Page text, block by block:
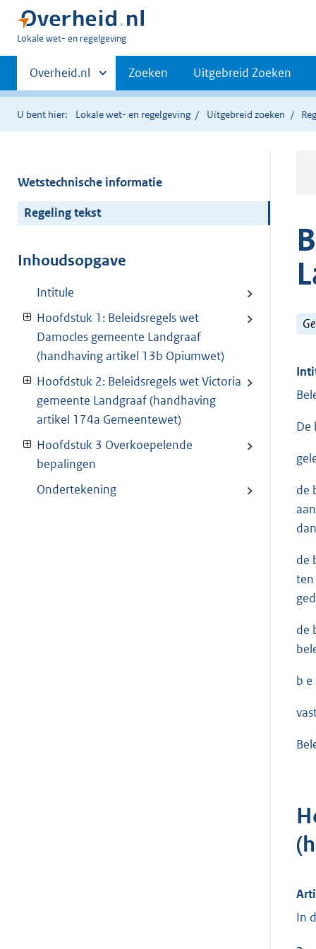
U
hier:
Lokale wet- en regelgeving
Primaire
navigatie
Andere
sites
binnen
Overheid.nl Zoeken Uitgebreid Zoeken
U bent hier: Lokale wet- en regelgeving Uitgebreid zoeken
Wetstechnische informatie
Regeling tekst
Inhoudsopgave
Intitule
Hoofdstuk 1: Beleidsregels wet
Damocles gemeente Landgraaf
(handhaving artikel 13b Opiumwet)
Hoofdstuk 2: Beleidsregels wet Victoria
gemeente Landgraaf (handhaving
artikel 174a Gemeentewet)
Hoofdstuk 3 Overkoepelende
bepalingen
Ondertekening
De
de
de
ten
de
b e
In